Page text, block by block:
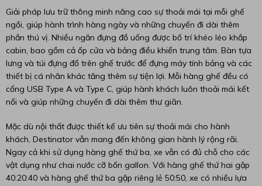
Giải pháp lưu trữ thông minh nâng cao sự thoải mái tại mỗi ghế
ngồi, giúp hành trình hàng ngày và những chuyến đi dài thêm
phần thú vị. Nhiều ngăn đựng đồ uống được bố trí khéo léo khắp
cabin, bao gồm cả ốp cửa và bảng điều khiển trung tâm. Bàn tựa
lưng và túi đựng đồ trên ghế trước để đựng máy tính bảng và các
thiết bị cá nhân khác tăng thêm sự tiện lợi. Mỗi hàng ghế đều có
cổng USB Type A và Type C, giúp hành khách luôn thoải mái kết
nối và giúp những chuyến đi dài thêm thư giãn.
Mặc dù nội thất được thiết kế ưu tiên sự thoải mái cho hành
khách, Destinator vẫn mang đến không gian hành lý rộng rãi.
Ngay cả khi sử dụng hàng ghế thứ ba, xe vẫn có đủ chỗ cho các
vật dụng như chai nước cỡ bốn gallon. Với hàng ghế thứ hai gập
40:20:40 và hàng ghế thứ ba gập riêng lẻ 50:50, xe có nhiều lựa